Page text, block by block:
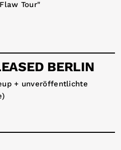
Tour"
BERLIN
+ unveröffentlichte